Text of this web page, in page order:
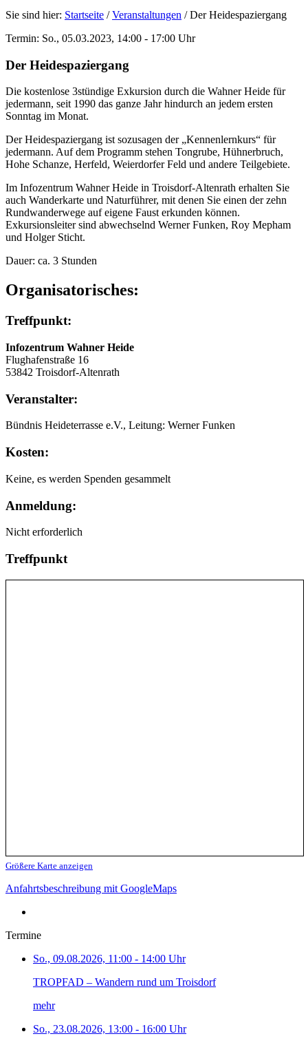
Sie sind hier: Startseite /Veranstaltungen /Der Heidespaziergang
Termin: So., 05.03.2023, 14:00 - 17:00 Uhr
Der Heidespaziergang
Die kostenlose 3stündige Exkursion durch die Wahner Heide für
jedermann, seit 1990 das ganze Jahr hindurch an jedem ersten
Sonntag im Monat.
Der Heidespaziergang ist sozusagen der „Kennenlernkurs“ für
jedermann. Auf dem Programm stehen Tongrube, Hühnerbruch,
Hohe Schanze, Herfeld, Weierdorfer Feld und andere Teilgebiete.
Im Infozentrum Wahner Heide in Troisdorf-Altenrath erhalten Sie
auch Wanderkarte und Naturführer, mit denen Sie einen der zehn
Rundwanderwege auf eigene Faust erkunden können.
Exkursionsleiter sind abwechselnd Werner Funken, Roy Mepham
und Holger Sticht.
Dauer: ca. 3 Stunden
Organisatorisches:
Treffpunkt:
Infozentrum Wahner Heide
Flughafenstraße 16
53842 Troisdorf-Altenrath
Veranstalter:
Bündnis Heideterrasse e.V., Leitung: Werner Funken
Kosten:
Keine, es werden Spenden gesammelt
Anmeldung:
Nicht erforderlich
Treffpunkt
Größere Karte anzeigen
Anfahrtsbeschreibung mit GoogleMaps
Termine
So., 09.08.2026, 11:00 - 14:00 Uhr
TROPFAD – Wandern rund um Troisdorf
mehr
So., 23.08.2026, 13:00 - 16:00 Uhr